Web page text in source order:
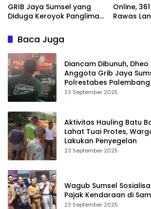
GRIB Jaya Sumsel yang
Diduga Keroyok Panglima
Online,
Rawas
Baca Juga
Diancam Dibunuh,
Anggota Grib Jaya
Polrestabes Palembang
23 September 2025
Aktivitas Hauling Batu
Lahat Tuai Protes,
Lakukan Penyegelan
23 September 2025
Wagub Sumsel
Pajak Kendaraan di
23 September 2025